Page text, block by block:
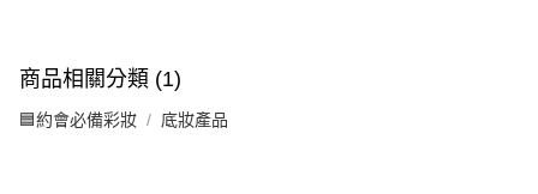
商品相關分類 (1)
🟦約會必備彩妝 底妝產品